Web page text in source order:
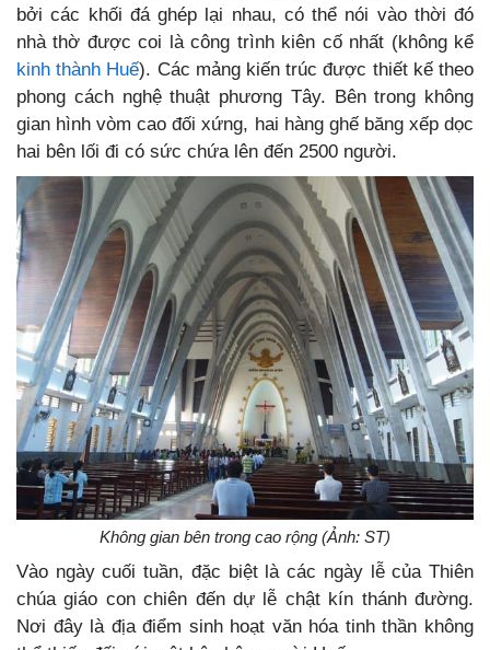
bởi các khối đá ghép lại nhau, có thể nói vào thời đó
nhà thờ được coi là công trình kiên cố nhất (không kể
kinh thành Huế). Các mảng kiến trúc được thiết kế theo
phong cách nghệ thuật phương Tây. Bên trong không
gian hình vòm cao đối xứng, hai hàng ghế băng xếp dọc
hai bên lối đi có sức chứa lên đến 2500 người.
Không gian bên trong cao rộng (Ảnh: ST)
Vào ngày cuối tuần, đặc biệt là các ngày lễ của Thiên
chúa giáo con chiên đến dự lễ chật kín thánh đường.
Nơi đây là địa điểm sinh hoạt văn hóa tinh thần không